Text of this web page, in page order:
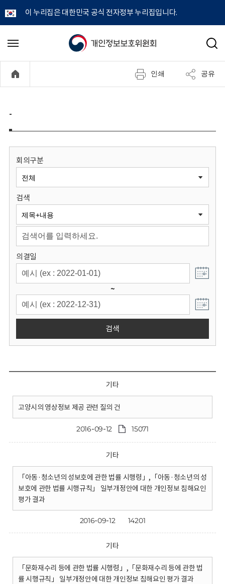
이 누리집은 대한민국 공식 전자정부 누리집입니다.
개
정
보
원
회
메
기
검
인쇄 공유
-
회의구분
검색
의결일
~
검색
기타
고양시의 영상정보 제공 관련 질의 건
2016-09-12 15071
기타
「아동·청소년의 성보호에 관한 법률 시행령」,「아동·청소년의 성
보호에 관한 법률 시행규칙」 일부개정안에 대한 개인정보 침해요인
평가 결과
2016-09-12 14201
기타
「문화재수리 등에 관한 법률 시행령」,「문화재수리 등에 관한 법
률 시행규칙」 일부개정안에 대한 개인정보 침해요인 평가 결과